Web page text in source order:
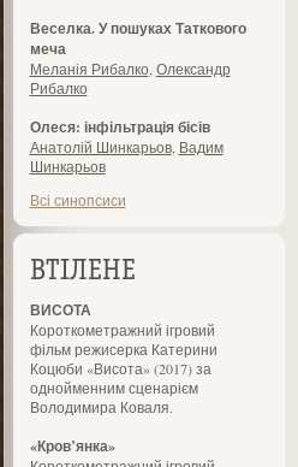
Веселка. У пошуках Таткового
меча
Меланія Рибалко Олександр
Рибалко
Олеся: інфільтрація бісів
Анатолій Шинкарьов, Вадим
Шинкарьов
Всі синопсиси
ВТІЛЕНЕ
ВИСОТА
Короткометражний ігровий
фільм режисерка Катерини
Коцюби «Висота» (2017) за
однойменним сценарієм
Володимира Коваля.
«Кров’янка»